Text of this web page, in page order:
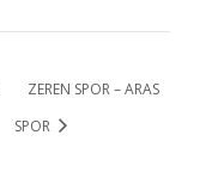
ZEREN SPOR – ARAS
SPOR